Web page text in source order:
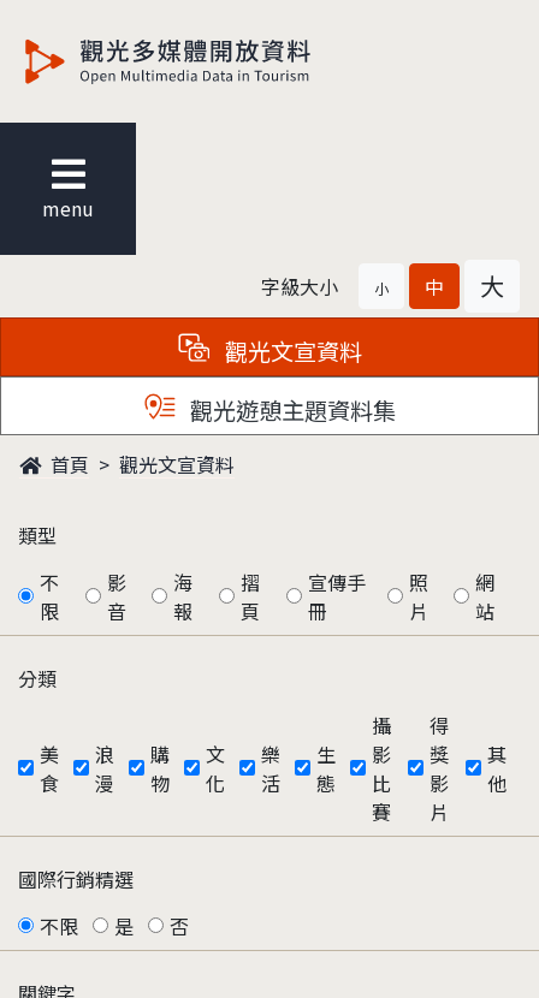
menu
字級大小 小 中 大
觀光文宣資料
觀光遊憩主題資料集
首頁 觀光文宣資料
類型
不
限
影
音
海
報
摺
頁
宣傳手
冊
照
片
網
站
分類
美
食
浪
漫
購
物
文
化
樂
活
生
態
攝
影
比
賽
得
獎
影
片
其
他
國際行銷精選
不限
是 否